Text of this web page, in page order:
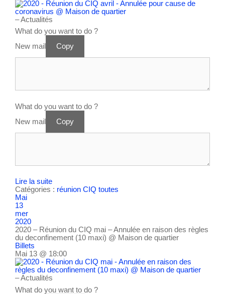
– Actualités
What do you want to do ?
New mail
Copy
What do you want to do ?
New mail
Copy
Lire la suite
Catégories : réunion CIQ toutes
Mai
13
mer
2020
2020 – Réunion du CIQ mai – Annulée en raison des règles
du deconfinement (10 maxi) @ Maison de quartier
Billets
Mai 13 @ 18:00
– Actualités
What do you want to do ?